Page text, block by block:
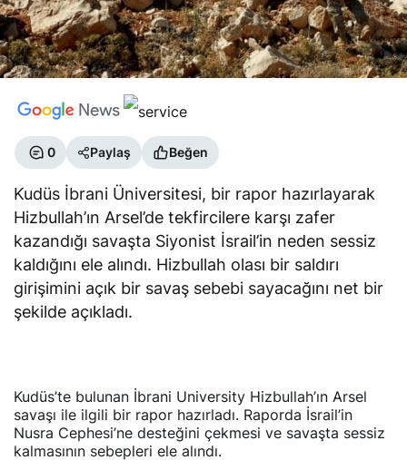
0 Paylaş Beğen
Kudüs İbrani Üniversitesi, bir rapor hazırlayarak
Hizbullah’ın Arsel’de tekfircilere karşı zafer
kazandığı savaşta Siyonist İsrail’in neden sessiz
kaldığını ele alındı. Hizbullah olası bir saldırı
girişimini açık bir savaş sebebi sayacağını net bir
şekilde açıkladı.
Kudüs’te bulunan İbrani University Hizbullah’ın Arsel
savaşı ile ilgili bir rapor hazırladı. Raporda İsrail’in
Nusra Cephesi’ne desteğini çekmesi ve savaşta sessiz
kalmasının sebepleri ele alındı.